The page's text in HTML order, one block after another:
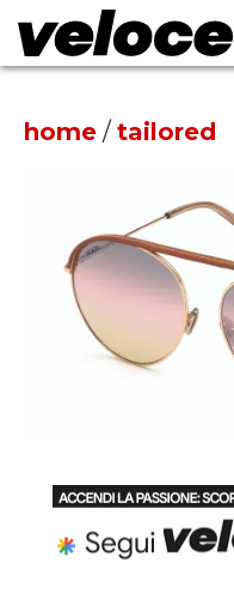
home / tailored